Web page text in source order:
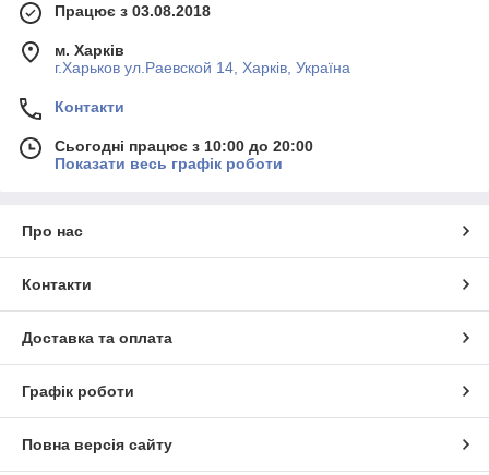
Працює з 03.08.2018
м. Харків
г.Харьков ул.Раевской 14, Харків, Україна
Контакти
Сьогодні працює з 10:00 до 20:00
Показати весь графік роботи
Про нас
Контакти
Доставка та оплата
Графік роботи
Повна версія сайту